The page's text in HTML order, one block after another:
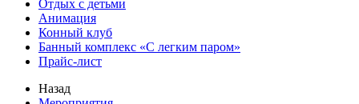
Отдых с детьми
Анимация
Конный клуб
Банный комплекс «С легким паром»
Прайс-лист
Назад